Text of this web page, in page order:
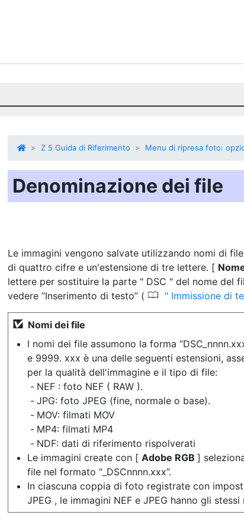
Z 5 Guida di Riferimento Menu di ripresa foto:
Denominazione dei file
Le immagini vengono salvate utilizzando nomi di
di quattro cifre e un'estensione di tre lettere. [
lettere per sostituire la parte " DSC " del nome del
vedere “Inserimento di testo” ( 0 Immissione di
Nomi dei file
I nomi dei file assumono la forma
e 9999. xxx è una delle seguenti estensioni,
per la qualità dell'immagine e il tipo di file:
NEF : foto NEF ( RAW ).
JPG: foto JPEG (fine, normale o base).
MOV: filmati MOV
MP4: filmati MP4
NDF: dati di riferimento rispolverati
Le immagini create con [ Adobe RGB ]
file nel formato “_DSCnnnn.xxx”.
In ciascuna coppia di foto registrate con
JPEG , le immagini NEF e JPEG hanno gli